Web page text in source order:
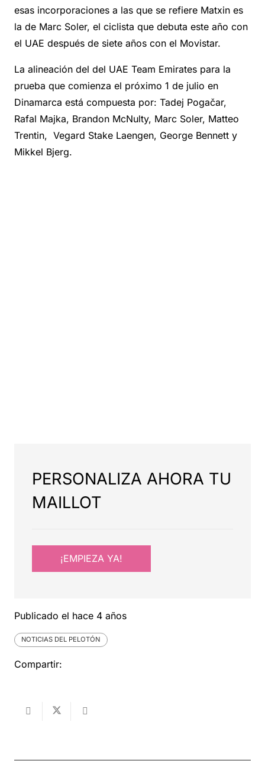
esas incorporaciones a las que se refiere Matxin es
la de Marc Soler, el ciclista que debuta este año con
el UAE después de siete años con el Movistar.
La alineación del del UAE Team Emirates para la
prueba que comienza el próximo 1 de julio en
Dinamarca está compuesta por: Tadej Pogačar,
Rafal Majka, Brandon McNulty, Marc Soler, Matteo
Trentin, Vegard Stake Laengen, George Bennett y
Mikkel Bjerg.
PERSONALIZA AHORA TU
MAILLOT
¡EMPIEZA YA!
Publicado el hace 4 años
NOTICIAS DEL PELOTÓN
Compartir: